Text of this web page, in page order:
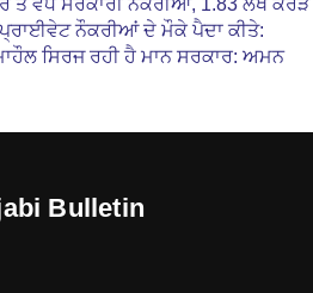
ਨੌਕਰੀਆਂ ਦੇ ਮੌਕੇ ਪੈਦਾ ਕੀਤੇ:
ਸਿਰਜ ਰਹੀ ਹੈ ਮਾਨ ਸਰਕਾਰ: ਅਮਨ
Bulletin